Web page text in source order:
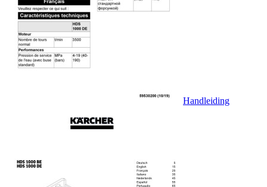
Handleiding